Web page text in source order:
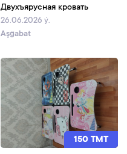
Двухъярусная кровать
26.06.2026 ý.
Aşgabat
150 TMT